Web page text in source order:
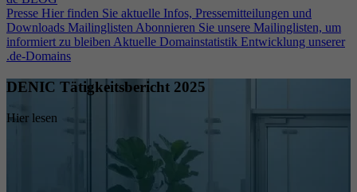
Presse Hier finden Sie aktuelle Infos, Pressemitteilungen und
Downloads Mailinglisten Abonnieren Sie unsere Mailinglisten, um
informiert zu bleiben Aktuelle Domainstatistik Entwicklung unserer
.de-Domains
DENIC Tätigkeitsbericht 2025
Hier lesen